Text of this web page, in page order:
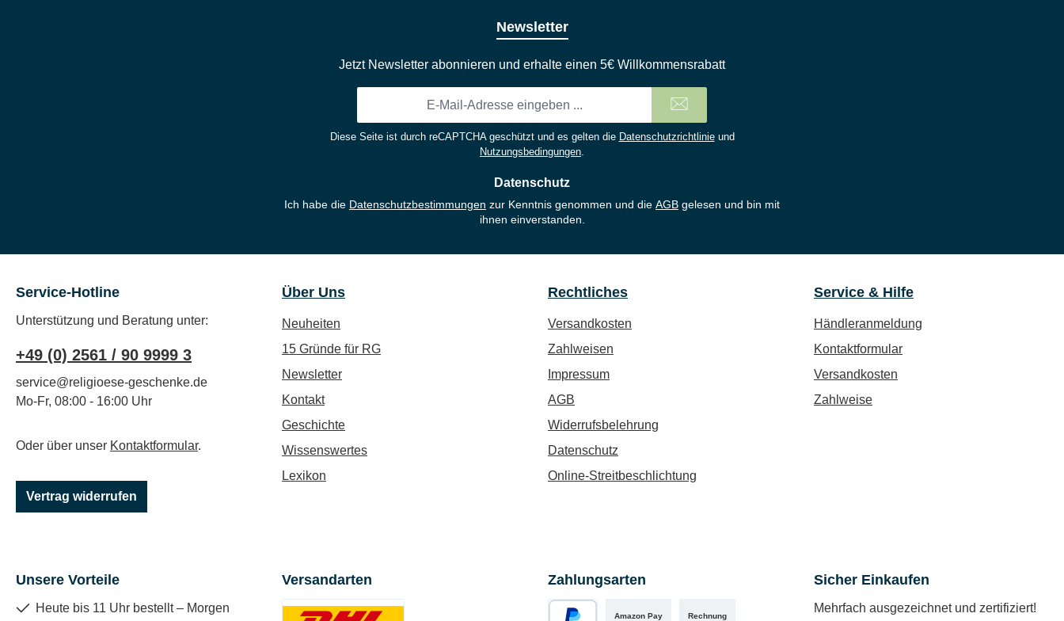
Newsletter
Jetzt Newsletter abonnieren und erhalte einen 5€ Willkommensrabatt
*
Diese Seite ist durch reCAPTCHA geschützt und es gelten die Datenschutzrichtlinieund
Nutzungsbedingungen
Datenschutz
Ich habe die Datenschutzbestimmungen zur Kenntnis genommen und die AGB gelesen und bin mit
ihnen einverstanden.
Service-Hotline
Unterstützung und Beratung unter:
+49 (0) 2561 / 90 9999 3
service@religioese-geschenke.de
Mo-Fr, 08:00 - 16:00 Uhr
Oder über unser Kontaktformular.
Vertrag widerrufen
Über Uns
Neuheiten
15 Gründe für RG
Newsletter
Kontakt
Geschichte
Wissenswertes
Lexikon
Rechtliches
Versandkosten
Zahlweisen
Impressum
AGB
Widerrufsbelehrung
Datenschutz
Online-Streitbeschlichtung
Service & Hilfe
Händleranmeldung
Kontaktformular
Versandkosten
Zahlweise
Unsere Vorteile
Heute bis 11 Uhr bestellt – Morgen
Versandarten Zahlungsarten
Amazon Pay Rechnung
Sicher Einkaufen
Mehrfach ausgezeichnet und zertifiziert!